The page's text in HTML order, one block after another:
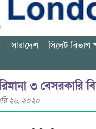
সারাদেশ সিলেট বিভাগ
৩ বেসরকারি
২৬, ২০২০